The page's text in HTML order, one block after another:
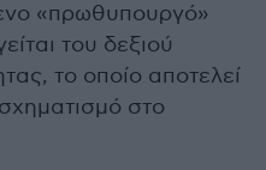
«πρωθυπουργό»
του δεξιού
το οποίο αποτελεί
στο